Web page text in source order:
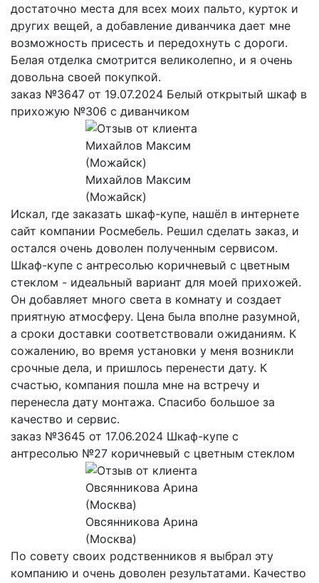
достаточно места для всех моих пальто, курток и
других вещей, а добавление диванчика дает мне
возможность присесть и передохнуть с дороги.
Белая отделка смотрится великолепно, и я очень
довольна своей покупкой.
заказ №3647 от 19.07.2024 Белый открытый шкаф в
прихожую №306 с диванчиком
Михайлов Максим
(Можайск)
Искал, где заказать шкаф-купе, нашёл в интернете
сайт компании Росмебель. Решил сделать заказ, и
остался очень доволен полученным сервисом.
Шкаф-купе с антресолью коричневый с цветным
стеклом - идеальный вариант для моей прихожей.
Он добавляет много света в комнату и создает
приятную атмосферу. Цена была вполне разумной,
а сроки доставки соответствовали ожиданиям. К
сожалению, во время установки у меня возникли
срочные дела, и пришлось перенести дату. К
счастью, компания пошла мне на встречу и
перенесла дату монтажа. Спасибо большое за
качество и сервис.
заказ №3645 от 17.06.2024 Шкаф-купе с
антресолью №27 коричневый с цветным стеклом
Овсянникова Арина
(Москва)
По совету своих родственников я выбрал эту
компанию и очень доволен результатами. Качество